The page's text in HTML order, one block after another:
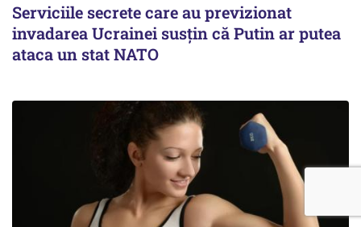
Serviciile secrete care au previzionat
invadarea Ucrainei susțin că Putin ar putea
ataca un stat NATO